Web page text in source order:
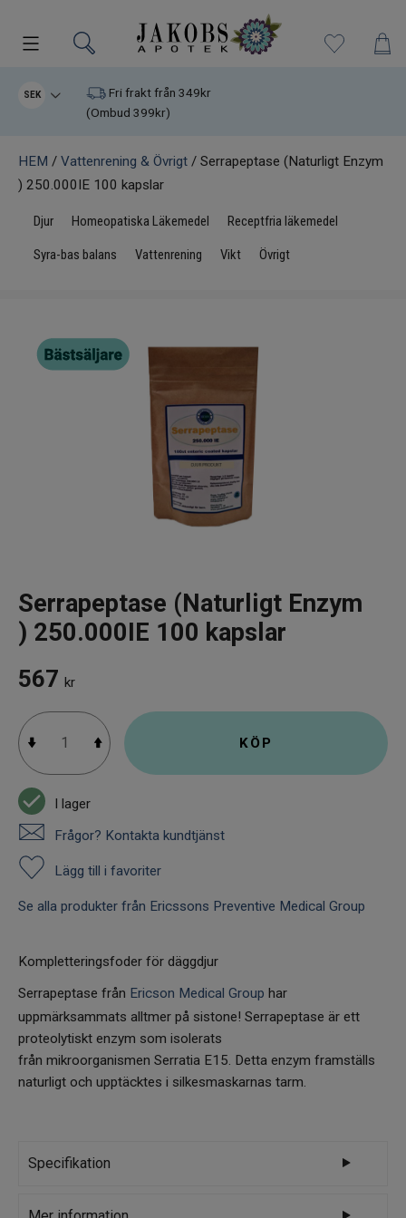
Varumärken
Superfood
Kristaller
SEK
Fri frakt från 349kr
(Ombud 399kr)
HEM / Vattenrening & Övrigt / Serrapeptase (Naturligt Enzym
) 250.000IE 100 kapslar
Djur Homeopatiska Läkemedel Receptfria läkemedel
Syra-bas balans Vattenrening Vikt Övrigt
Serrapeptase (Naturligt Enzym
) 250.000IE 100 kapslar
567 kr
KÖP
I lager
Frågor? Kontakta kundtjänst
Lägg till i favoriter
Se alla produkter från Ericssons Preventive Medical Group
Kompletteringsfoder för däggdjur
Serrapeptase från Ericson Medical Group har
uppmärksammats alltmer på sistone! Serrapeptase är ett
proteolytiskt enzym som isolerats
från mikroorganismen Serratia E15. Detta enzym framställs
naturligt och upptäcktes i silkesmaskarnas tarm.
Specifikation